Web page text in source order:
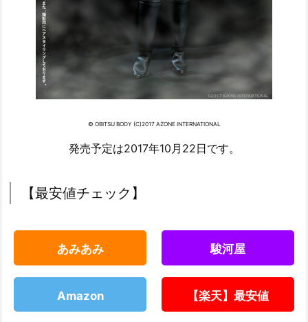
© OBITSU BODY (C)2017 AZONE INTERNATIONAL
発売予定は2017年10月22日です。
【最安値チェック】
あみあみ 駿河屋
Amazon 【楽天】最安値